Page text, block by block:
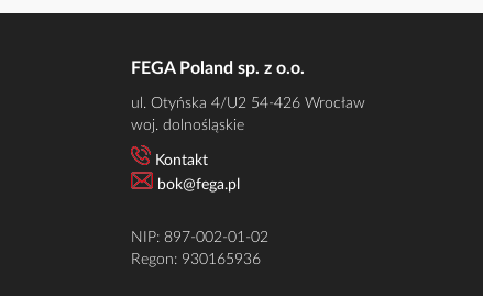
FEGA Poland sp. z o.o.
ul. Otyńska 4/U2 54-426 Wrocław
woj. dolnośląskie
Kontakt
bok@fega.pl
NIP: 897-002-01-02
Regon: 930165936